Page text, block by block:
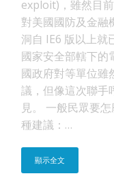
exploit)，雖然目
對美國國防及金融
洞自 IE6 版以上就
國家安全部轄下的
國政府對等單位雖
議，但像這次聯手
見。 一般民眾要
種建議：…
顯示全文